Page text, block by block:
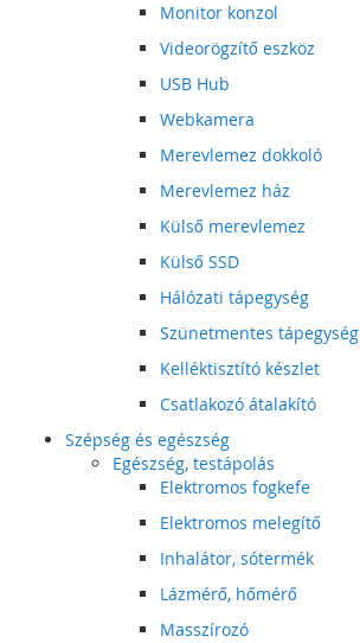
Monitor konzol
Videorögzítő eszköz
USB Hub
Webkamera
Merevlemez dokkoló
Merevlemez ház
Külső merevlemez
Külső SSD
Hálózati tápegység
Szünetmentes tápegység
Kelléktisztító készlet
Csatlakozó átalakító
Szépség és egészség
Egészség, testápolás
Elektromos fogkefe
Elektromos melegítő
Inhalátor, sótermék
Lázmérő, hőmérő
Masszírozó